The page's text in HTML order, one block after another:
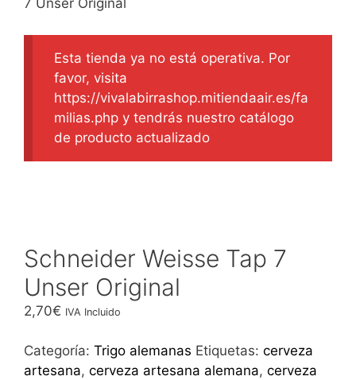
Esta tienda ya no está operativa. Por
favor, visita
https://vivalabirrashop.mitiendaair.es/fa
milias.php y tendrás nuestro catálogo
de producto actualizado
Schneider Weisse Tap 7
Unser Original
2,70€ IVA Incluido
Categoría: Trigo alemanas Etiquetas: cerveza
artesana, cerveza artesana alemana, cerveza